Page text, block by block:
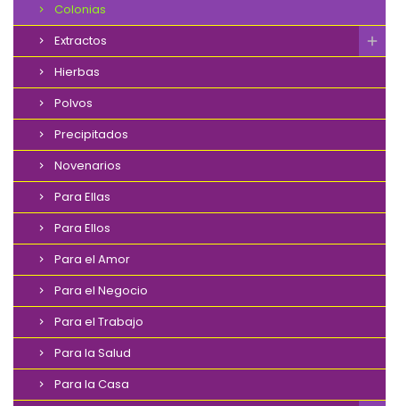
Colonias
Extractos
Hierbas
Polvos
Precipitados
Novenarios
Para Ellas
Para Ellos
Para el Amor
Para el Negocio
Para el Trabajo
Para la Salud
Para la Casa